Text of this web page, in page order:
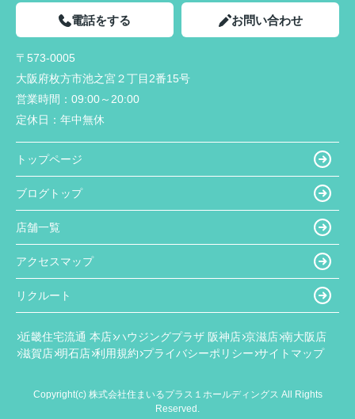
電話をする お問い合わせ
〒573-0005
大阪府枚方市池之宮２丁目2番15号
営業時間： 09:00～20:00
定休日： 年中無休
トップページ
ブログトップ
店舗一覧
アクセスマップ
リクルート
近畿住宅流通 本店 ハウジングプラザ 阪神店 京滋店 南大阪店
滋賀店 明石店 利用規約 プライバシーポリシー サイトマップ
Copyright(c) 株式会社住まいるプラス１ホールディングス All Rights
Reserved.